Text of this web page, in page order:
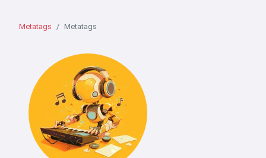
Metatags Metatags